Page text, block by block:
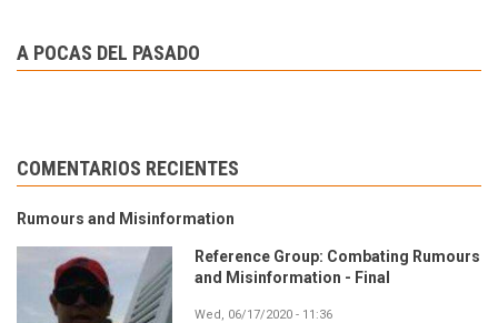
A POCAS DEL PASADO
COMENTARIOS RECIENTES
Rumours and Misinformation
Reference Group: Combating Rumours
and Misinformation - Final
Wed, 06/17/2020 - 11:36